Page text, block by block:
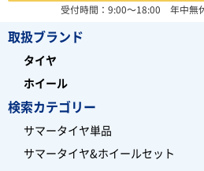
受付時間：9:00～18:00 年中無
取扱ブランド
タイヤ
ホイール
検索カテゴリー
サマータイヤ単品
サマータイヤ&ホイールセット